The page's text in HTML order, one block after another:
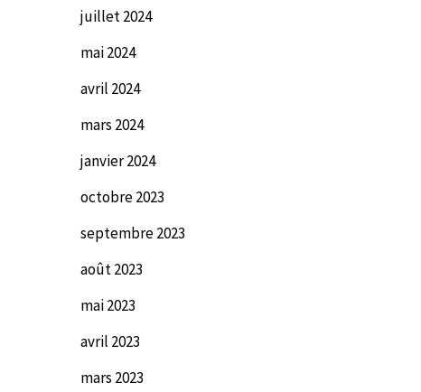
juillet 2024
mai 2024
avril 2024
mars 2024
janvier 2024
octobre 2023
septembre 2023
août 2023
mai 2023
avril 2023
mars 2023